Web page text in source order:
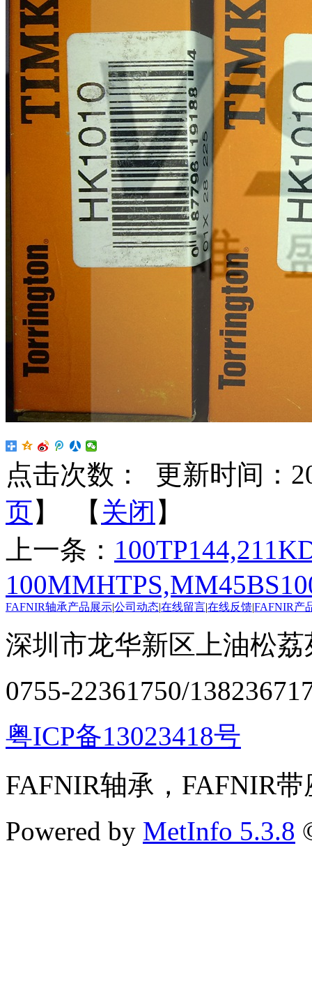
点击次数：
更新时间：
页】 【 关闭 】
上一条：
FAFNIR轴承产品展示公司动态在线留言在线反馈FAFNIR产
深圳市龙华新区上油松
0755-22361750/
粤ICP备13023418号
FAFNIR轴承，FAFNIR
Powered by MetInfo 5.3.8